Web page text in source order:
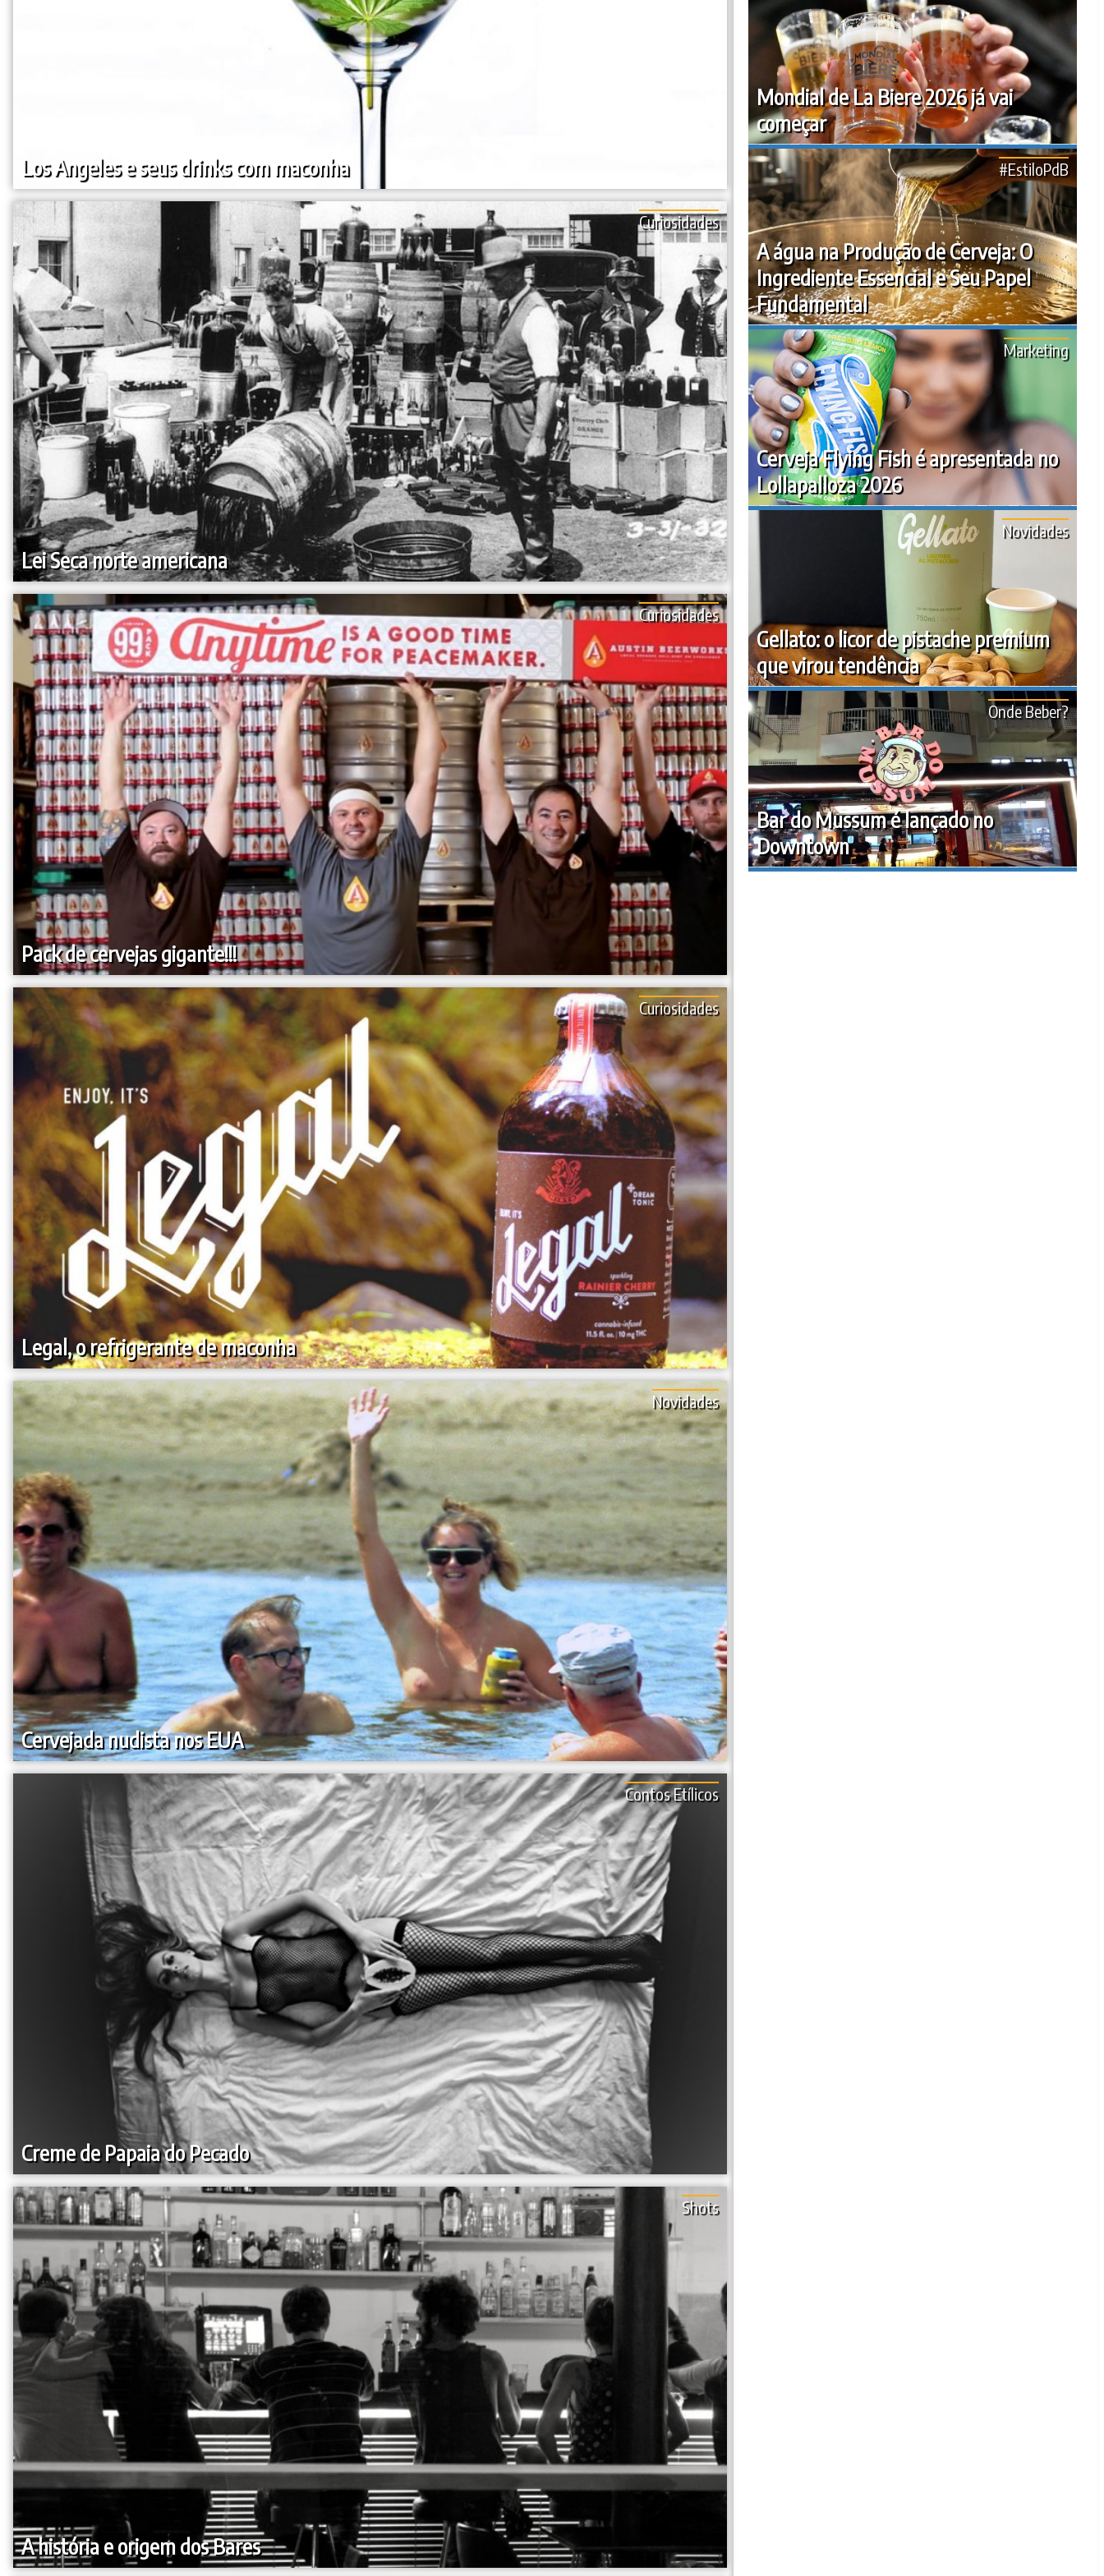
Los Angeles e seus drinks com maconha
Lei Seca norte americana
Curiosidades
Pack de cervejas gigante!!!
Curiosidades
Legal, o refrigerante de maconha
Curiosidades
Cervejada nudista nos EUA
Novidades
Creme de Papaia do Pecado
Contos Etílicos
A história e origem dos Bares
Shots
Mondial de La Biere 2026 já vai
começar
A água na Produção de Cerveja: O
Ingrediente Essencial e Seu Papel
Fundamental
#EstiloPdB
Cerveja Flying Fish é apresentada no
Lollapalloza 2026
Marketing
Gellato: o licor de pistache premium
que virou tendência
Novidades
Bar do Mussum é lançado no
Downtown
Onde Beber?